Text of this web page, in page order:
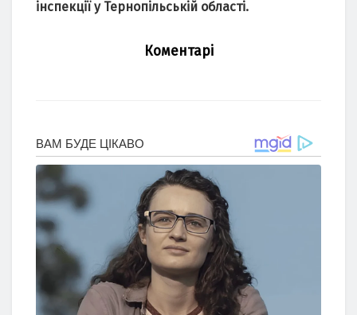
інспекції у Тернопільській області.
Коментарі